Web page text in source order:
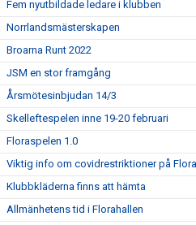
Fem nyutbildade ledare i klubben
Norrlandsmästerskapen
Broarna Runt 2022
JSM en stor framgång
Årsmötesinbjudan 14/3
Skelleftespelen inne 19-20 februari
Floraspelen 1.0
Viktig info om covidrestriktioner på
Klubbkläderna finns att hämta
Allmänhetens tid i Florahallen